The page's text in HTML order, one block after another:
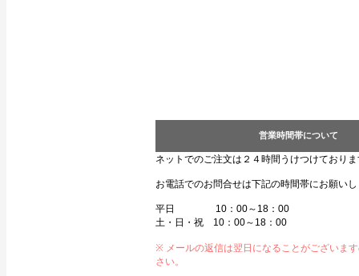
営業時間帯について
ネットでのご注文は２４時間うけつけており
お電話でのお問合せは下記の時間帯にお願い
平日 10：00～18：00
土・日・祝 10：00～18：00
※ メールの返信は翌日になることがございま
さい。